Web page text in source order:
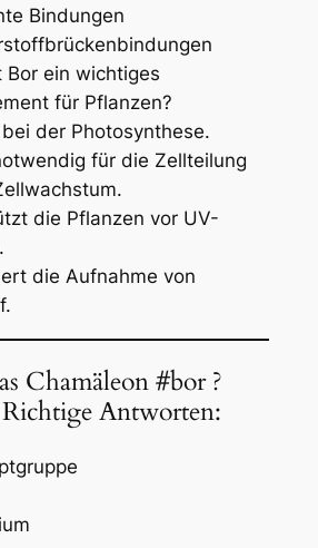
Bindungen
Bor ein wichtiges
für Pflanzen?
der Photosynthese.
für die Zellteilung
die Pflanzen vor UV-
die Aufnahme von
Chamäleon #bor ?
Antworten: